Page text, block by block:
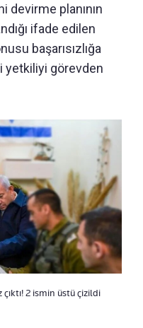
devirme planının
ifade edilen
başarısızlığa
yetkiliyi görevden
2 ismin üstü çizildi